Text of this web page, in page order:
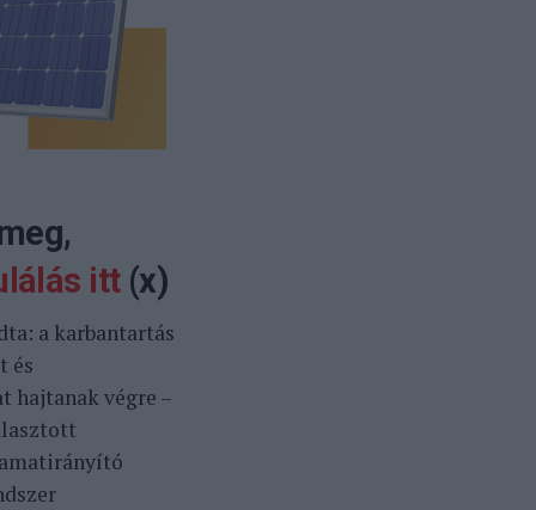
itt (x)
a karbantartás
és
hajtanak végre –